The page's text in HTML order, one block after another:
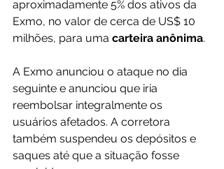
aproximadamente 5% dos ativos da
Exmo, no valor de cerca de US$ 10
milhões, para uma carteira anônima.
A Exmo anunciou o ataque no dia
seguinte e anunciou que iria
reembolsar integralmente os
usuários afetados. A corretora
também suspendeu os depósitos e
saques até que a situação fosse